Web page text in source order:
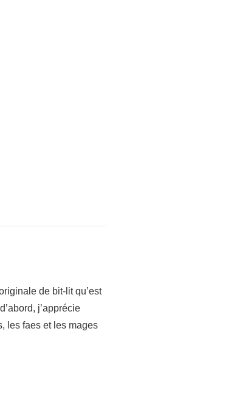
de bit-lit qu’est
j’apprécie
les faes et les mages